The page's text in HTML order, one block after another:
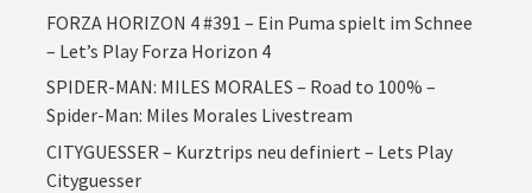
FORZA HORIZON 4 #391 – Ein Puma spielt im Schnee
– Let’s Play Forza Horizon 4
SPIDER-MAN: MILES MORALES – Road to 100% –
Spider-Man: Miles Morales Livestream
CITYGUESSER – Kurztrips neu definiert – Lets Play
Cityguesser